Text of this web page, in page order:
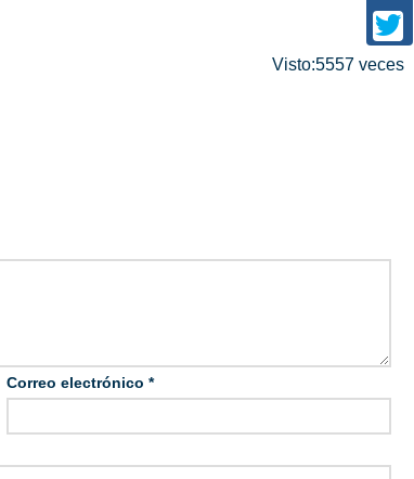
Visto:5557 veces
Correo electrónico *